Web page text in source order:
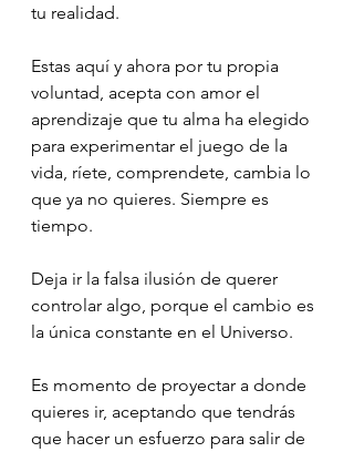
tu realidad.
Estas aquí y ahora por tu propia
voluntad, acepta con amor el
aprendizaje que tu alma ha elegido
para experimentar el juego de la
vida, ríete, comprendete, cambia lo
que ya no quieres. Siempre es
tiempo.
Deja ir la falsa ilusión de querer
controlar algo, porque el cambio es
la única constante en el Universo.
Es momento de proyectar a donde
quieres ir, aceptando que tendrás
que hacer un esfuerzo para salir de